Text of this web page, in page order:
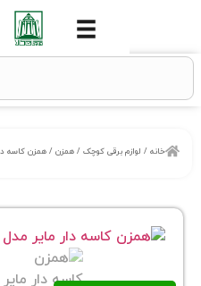
برقی کوچک/همزن/ همزن کاسه دار مایر مدل ۹۹۳